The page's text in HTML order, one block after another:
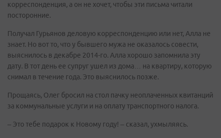
корреспонденция, а он не хочет, чтобы эти письма читали
посторонние.
Получал Гурьянов деловую корреспонденцию или нет, Алла не
знает. Но вот то, что у бывшего мужа не оказалось совести,
выяснилось в декабре 2014-го. Алла хорошо запомнила эту
дату. В тот день ее супруг ушел из дома… на квартиру, которую
снимал в течение года. Это выяснилось позже.
Прощаясь, Олег бросил на стол пачку неоплаченных квитанций
за коммунальные услуги и на оплату транспортного налога.
– Это тебе подарок к Новому году! – сказал, ухмыляясь.